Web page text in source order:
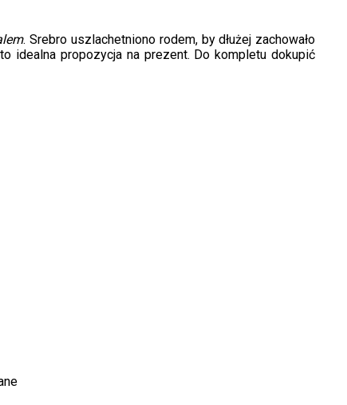
. Srebro uszlachetniono rodem, by dłużej zachowało
idealna propozycja na prezent. Do kompletu dokupić